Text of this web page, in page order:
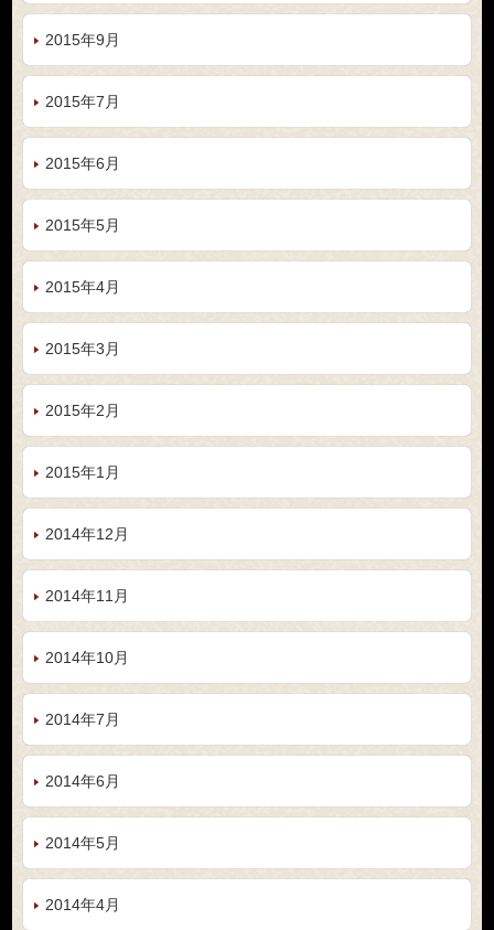
2015年9月
2015年7月
2015年6月
2015年5月
2015年4月
2015年3月
2015年2月
2015年1月
2014年12月
2014年11月
2014年10月
2014年7月
2014年6月
2014年5月
2014年4月